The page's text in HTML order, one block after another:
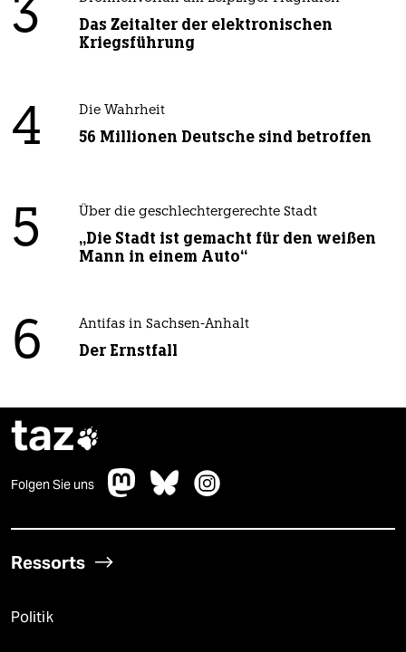
3
Das Zeitalter der elektronischen
Kriegsführung
4 Die Wahrheit
56 Millionen Deutsche sind betroffen
5 Über die geschlechtergerechte Stadt
„Die Stadt ist gemacht für den weißen
Mann in einem Auto“
6 Antifas in Sachsen-Anhalt
Der Ernstfall
taz
Folgen Sie uns
Ressorts
Politik